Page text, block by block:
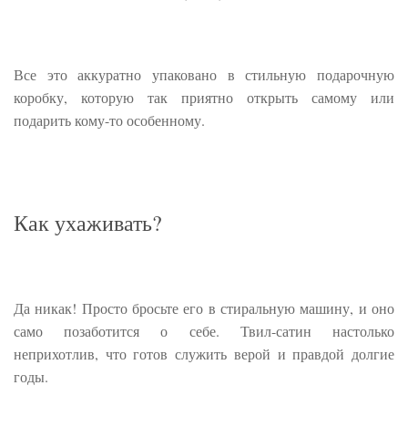
Все это аккуратно упаковано в стильную подарочную
коробку, которую так приятно открыть самому или
подарить кому-то особенному.
Как ухаживать?
Да никак! Просто бросьте его в стиральную машину, и оно
само позаботится о себе. Твил-сатин настолько
неприхотлив, что готов служить верой и правдой долгие
годы.